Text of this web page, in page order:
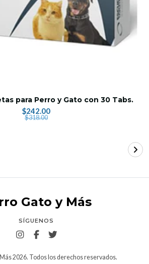
para Perro y Gato con 30 Tabs.
$242.00
$318.00
Gato y Más
SÍGUENOS
2026. Todos los derechos reservados.